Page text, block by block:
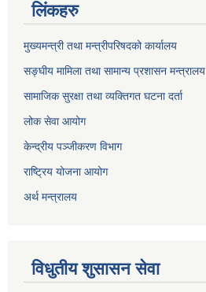
लिंकहरु
मुख्यमन्त्री तथा मन्त्रीपरिषदको कार्यालय
सङ्घीय मामिला तथा सामान्य प्रशासन मन्त्रालय
सामाजिक सुरक्षा तथा व्यक्तिगत घटना दर्ता
लोक सेवा आयोग
केन्द्रीय पञ्जीकरण विभाग
राष्ट्रिय योजना आयोग
अर्थ मन्त्रालय
विधुतीय शुसासन सेवा